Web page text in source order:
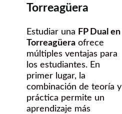
Torreagüera
Estudiar una FP Dual en
Torreagüera ofrece
múltiples ventajas para
los estudiantes. En
primer lugar, la
combinación de teoría y
práctica permite un
aprendizaje más